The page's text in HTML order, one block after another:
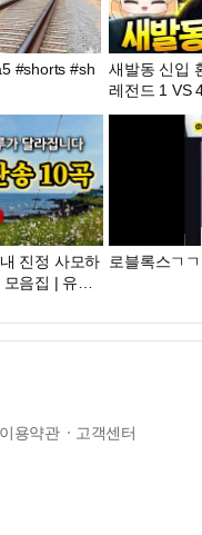
새발동 신입
레전드 1 VS
진정 사모하
음집 | 유튜
로블록스ㄱㄱ
이용약관 고객센터